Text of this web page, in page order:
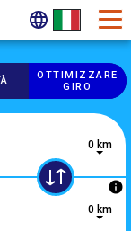
OTTIMIZZARE
GIRO
0 km
info
0 km